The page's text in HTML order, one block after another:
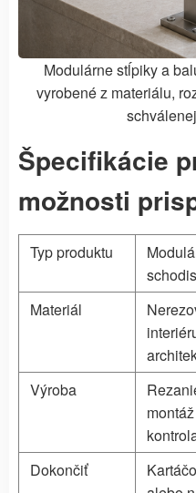
Modulárne stĺpiky a
vyrobené z materiálu,
Špecifikácie
možnosti
Typ produktu
Materiál
Výroba
Dokončiť